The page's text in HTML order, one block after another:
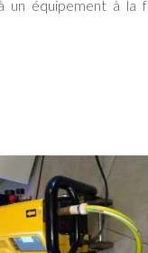
un équipement à la